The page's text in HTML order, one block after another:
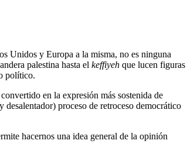
Unidos y Europa a la misma, no es ninguna
palestina hasta el keffiyeh que lucen figuras
político.
en la expresión más sostenida de
proceso de retroceso democrático
hacernos una idea general de la opinión